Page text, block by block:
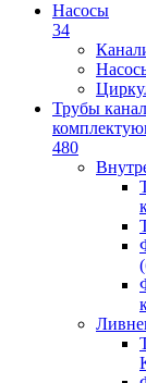
Насосы
34
Трубы
480